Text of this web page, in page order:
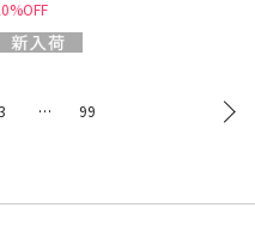
… 99